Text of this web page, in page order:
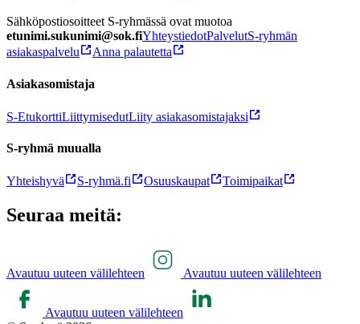
Sähköpostiosoitteet S-ryhmässä ovat muotoa
etunimi.sukunimi@sok.fiYhteystiedotPalvelutS-ryhmän
asiakaspalvelu
Anna palautetta
Asiakasomistaja
S-EtukorttiLiittymisedutLiity asiakasomistajaksi
S-ryhmä muualla
Yhteishyvä S-ryhmä.fi Osuuskaupat Toimipaikat
Seuraa meitä:
Avautuu uuteen välilehteen Avautuu uuteen välilehteen
Avautuu uuteen välilehteen